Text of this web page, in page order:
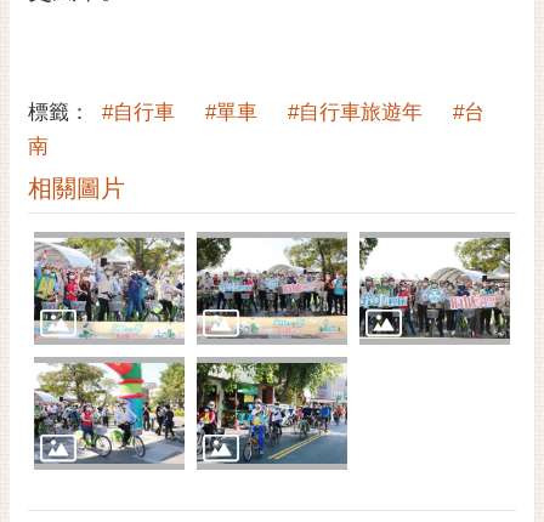
位
標籤： #自行車 #單車 #自行車旅遊年
#台
南
相關圖片